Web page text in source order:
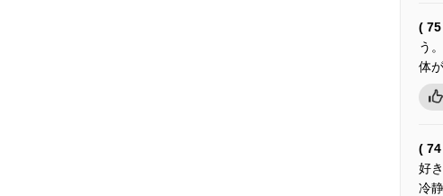
( 75
う
体
( 74
好
冷